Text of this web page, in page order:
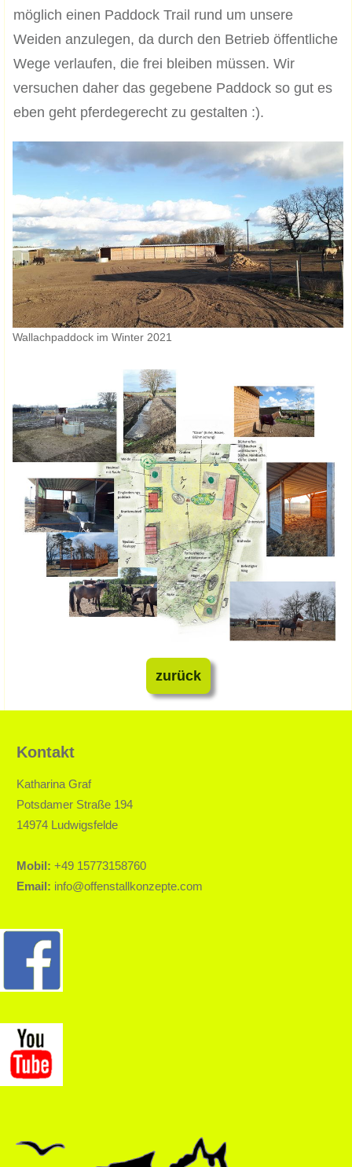
möglich einen Paddock Trail rund um unsere
Weiden anzulegen, da durch den Betrieb öffentliche
Wege verlaufen, die frei bleiben müssen. Wir
versuchen daher das gegebene Paddock so gut es
eben geht pferdegerecht zu gestalten :).
Wallachpaddock im Winter 2021
zurück
Kontakt
Katharina Graf
Potsdamer Straße 194
14974 Ludwigsfelde
Mobil: +49 15773158760
Email: info@offenstallkonzepte.com